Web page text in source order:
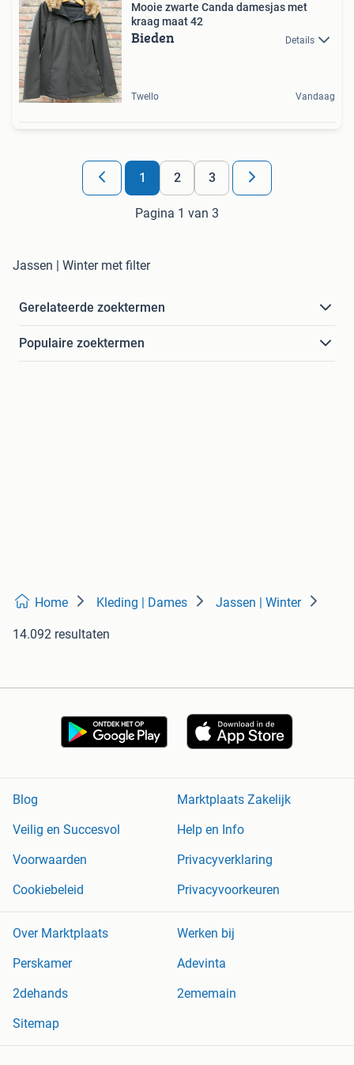
Mooie zwarte Canda damesjas met
kraag maat 42
Bieden Details
Twello Vandaag
1 2 3
Pagina 1 van 3
Jassen | Winter met filter
Gerelateerde zoektermen
Populaire zoektermen
Home Kleding | Dames Jassen | Winter
14.092 resultaten
Blog
Marktplaats Zakelijk
Veilig en Succesvol
Help en Info
Voorwaarden
Privacyverklaring
Cookiebeleid
Privacyvoorkeuren
Over Marktplaats
Werken bij
Perskamer
Adevinta
2dehands
2ememain
Sitemap